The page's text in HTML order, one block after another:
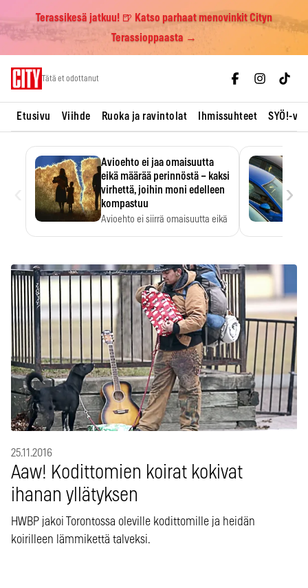
Terassikesä jatkuu! 🍺 Katso parhaat menovinkit Cityn
Terassioppaasta →
Tätä et odottanut
Etusivu Viihde Ruoka ja ravintolat Ihmissuhteet SYÖ!-
Avioehto ei jaa omaisuutta
eikä määrää perinnöstä – kaksi
virhettä, joihin moni edelleen
kompastuu
Avioehto ei siirrä omaisuutta eikä
›
25.11.2016
Aaw! Kodittomien koirat kokivat
ihanan yllätyksen
HWBP jakoi Torontossa oleville kodittomille ja heidän
koirilleen lämmikettä talveksi.